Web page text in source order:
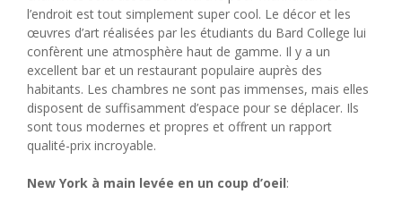
l’endroit est tout simplement super cool. Le décor et les
œuvres d’art réalisées par les étudiants du Bard College lui
confèrent une atmosphère haut de gamme. Il y a un
excellent bar et un restaurant populaire auprès des
habitants. Les chambres ne sont pas immenses, mais elles
disposent de suffisamment d’espace pour se déplacer. Ils
sont tous modernes et propres et offrent un rapport
qualité-prix incroyable.
New York à main levée en un coup d’oeil: